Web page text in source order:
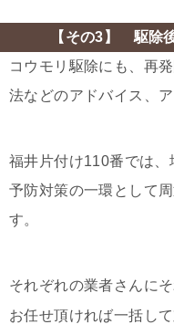
【その3】 駆除
コウモリ駆除にも、再
法などのアドバイス、
福井片付け110番では、
予防対策の一環として
す。
それぞれの業者さんに
お任せ頂ければ一括し